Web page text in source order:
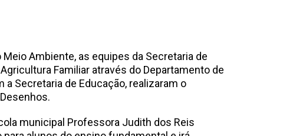
Ambiente, as equipes da Secretaria de
Familiar através do Departamento de
Secretaria de Educação, realizaram o
municipal Professora Judith dos Reis